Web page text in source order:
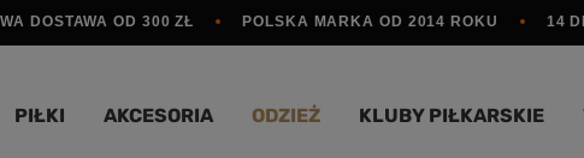
DOSTAWA OD 300 ZŁ POLSKA MARKA OD 2014 ROKU 14
PIŁKI AKCESORIA ODZIEŻ KLUBY PIŁKARSKIE